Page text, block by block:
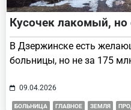
Кусочек лакомый, но
В Дзержинске есть
больницы, но не за 175
09.04.2026
БОЛЬНИЦА ГЛАВНОЕ ЗЕМЛЯ